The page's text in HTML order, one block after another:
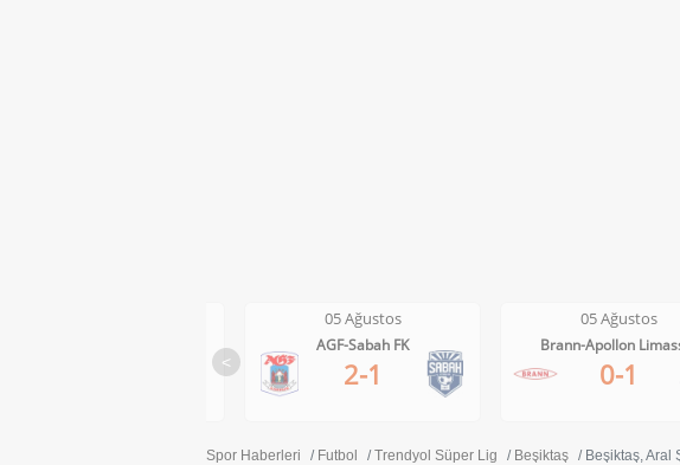
<
05 Ağustos
Brann-Apollon Limassol
0-1
05 Ağustos
Panathinaikos-
1-1
Spor Haberleri Futbol Trendyol Süper Lig Beşiktaş Beşiktaş, Aral